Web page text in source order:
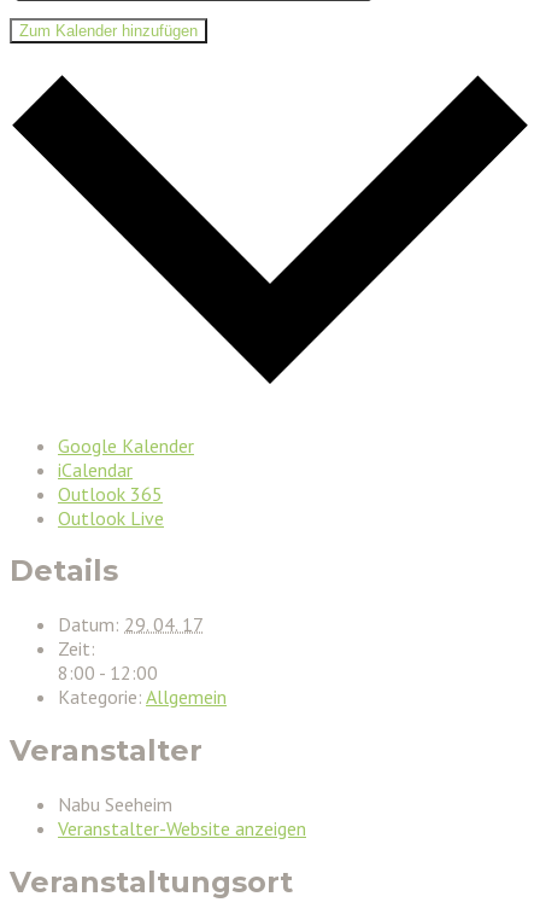
Zum Kalender hinzufügen
Google Kalender
iCalendar
Outlook 365
Outlook Live
Details
Datum: 29. 04. 17
Zeit:
8:00 - 12:00
Kategorie: Allgemein
Veranstalter
Nabu Seeheim
Veranstalter-Website anzeigen
Veranstaltungsort